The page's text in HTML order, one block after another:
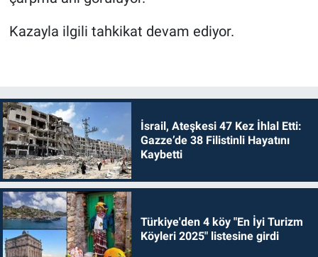
Kazayla ilgili tahkikat devam ediyor.
İsrail, Ateşkesi 47 Kez İhlal Etti:
Gazze’de 38 Filistinli Hayatını
Kaybetti
Türkiye'den 4 köy "En İyi Turizm
Köyleri 2025" listesine girdi